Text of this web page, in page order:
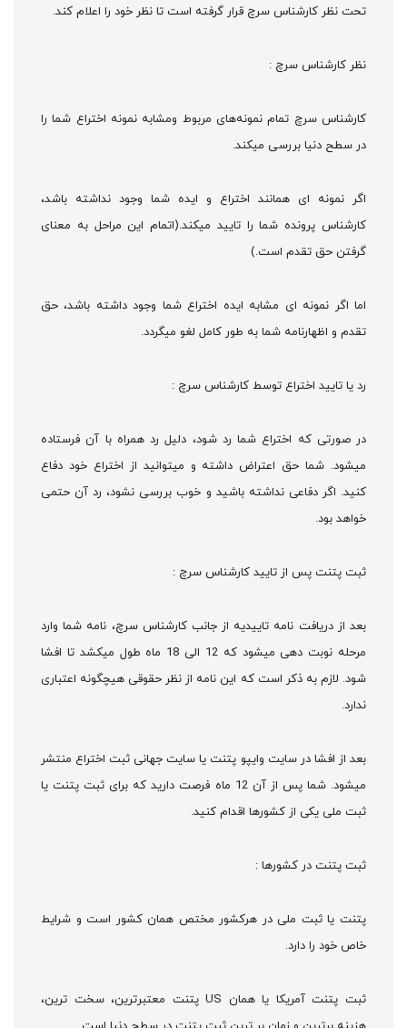
تحت نظر کارشناس سرچ قرار گرفته است تا نظر خود را اعلام کند.
نظر کارشناس سرچ :
کارشناس سرچ تمام نمونه‌های مربوط ومشابه نمونه اختراع شما را
در سطح دنیا بررسی میکند.
اگر نمونه ای همانند اختراع و ایده شما وجود نداشته باشد،
کارشناس پرونده شما را تایید میکند.(اتمام این مراحل به معنای
گرفتن حق تقدم است.)
اما اگر نمونه ای مشابه ایده اختراع شما وجود داشته باشد، حق
تقدم و اظهارنامه شما به طور کامل لغو میگردد.
رد یا تایید اختراع توسط کارشناس سرچ :
در صورتی که اختراع شما رد شود، دلیل رد همراه با آن فرستاده
میشود. شما حق اعتراض داشته و میتوانید از اختراع خود دفاع
کنید. اگر دفاعی نداشته باشید و خوب بررسی نشود، رد آن حتمی
خواهد بود.
ثبت پتنت پس از تایید کارشناس سرچ :
بعد از دریافت نامه تاییدیه از جانب کارشناس سرچ، نامه شما وارد
مرحله نوبت دهی میشود که 12 الی 18 ماه طول میکشد تا افشا
شود. لازم به ذکر است که این نامه از نظر حقوقی هیچگونه اعتباری
ندارد.
بعد از افشا در سایت وایپو پتنت یا سایت جهانی ثبت اختراع منتشر
میشود. شما پس از آن 12 ماه فرصت دارید که برای ثبت پتنت یا
ثبت ملی یکی از کشورها اقدام کنید.
ثبت پتنت در کشورها :
پتنت یا ثبت ملی در هرکشور مختص همان کشور است و شرایط
خاص خود را دارد.
ثبت پتنت آمریکا یا همان US پتنت معتبرترین، سخت ترین،